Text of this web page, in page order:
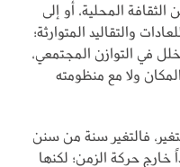
المحلية، أو إلى
والتقاليد المتوارثة؛
في التوازن المجتمعي،
ولا مع منظومته
فالتغير سنة من سنن
خارج حركة الزمن؛ لكنها